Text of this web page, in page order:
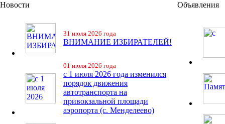
Новости
31 июля 2026 года
ВНИМАНИЕ ИЗБИРАТЕЛЕЙ!
01 июля 2026 года
с 1 июля 2026 года изменился
порядок движения
автотранспорта на
привокзальной площади
аэропорта (с. Менделеево)
Объявления